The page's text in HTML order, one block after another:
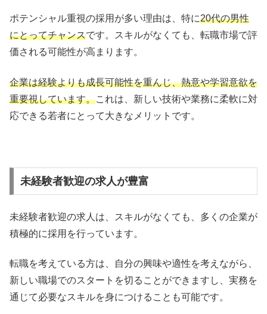
ポテンシャル重視の採用が多い理由は、特に20代の男性
にとってチャンスです。スキルがなくても、転職市場で評
価される可能性が高まります。
企業は経験よりも成長可能性を重んじ、熱意や学習意欲を
重要視しています。これは、新しい技術や業務に柔軟に対
応できる若者にとって大きなメリットです。
未経験者歓迎の求人が豊富
未経験者歓迎の求人は、スキルがなくても、多くの企業が
積極的に採用を行っています。
転職を考えている方は、自分の興味や適性を考えながら、
新しい職場でのスタートを切ることができますし、実務を
通じて必要なスキルを身につけることも可能です。